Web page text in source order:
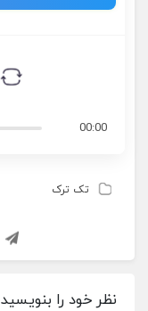
00:00
تک ترک
نظر خود را بنویسید